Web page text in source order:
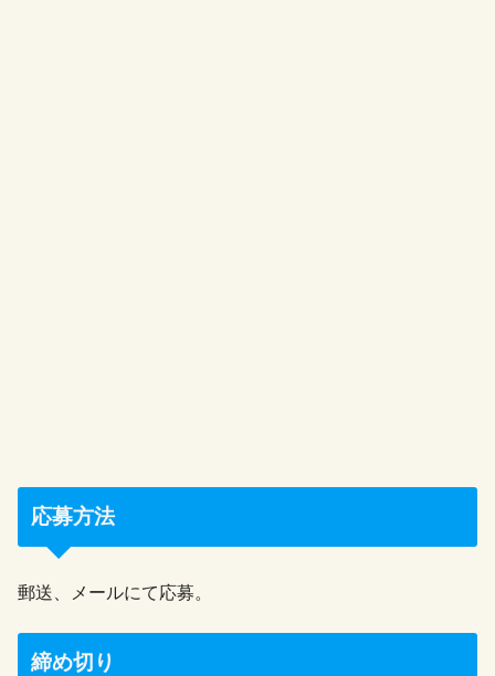
応募方法
郵送、メールにて応募。
締め切り